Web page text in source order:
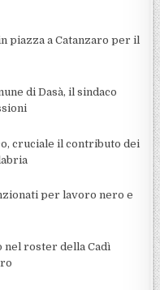
piazza a Catanzaro per il
di Dasà, il sindaco
cruciale il contributo dei
per lavoro nero e
roster della Cadì